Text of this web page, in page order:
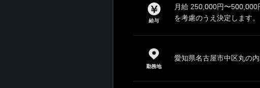
給与
月給 250,000円〜
を考慮のうえ決定します
勤務地
愛知県名古屋市中区丸の